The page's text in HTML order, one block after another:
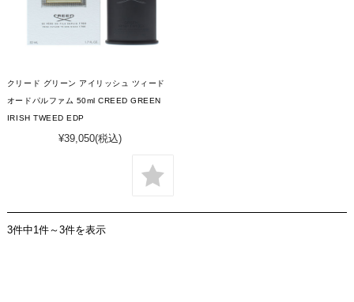
クリード グリーン アイリッシュ ツィード
オードパルファム 50ml CREED GREEN
IRISH TWEED EDP
¥39,050(税込)
3件中1件～3件を表示